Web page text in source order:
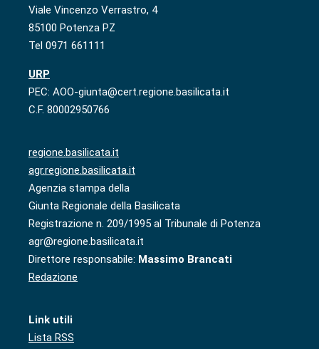
Viale Vincenzo Verrastro, 4
85100 Potenza PZ
Tel 0971 661111
URP
PEC: AOO-giunta@cert.regione.basilicata.it
C.F. 80002950766
regione.basilicata.it
agr.regione.basilicata.it
Agenzia stampa della
Giunta Regionale della Basilicata
Registrazione n. 209/1995 al Tribunale di Potenza
agr@regione.basilicata.it
Direttore responsabile: Massimo Brancati
Redazione
Link utili
Lista RSS